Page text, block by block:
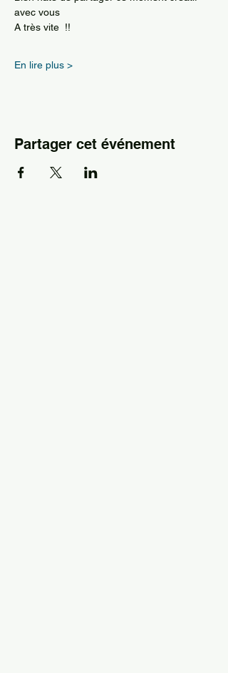
avec vous
A très vite  !!
En lire plus >
Partager cet événement